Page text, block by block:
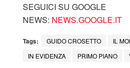
SEGUICI SU GOOGLE
NEWS: NEWS.GOOGLE.IT
Tags: GUIDO CROSETTO
IL
IN EVIDENZA
PRIMO PIANO